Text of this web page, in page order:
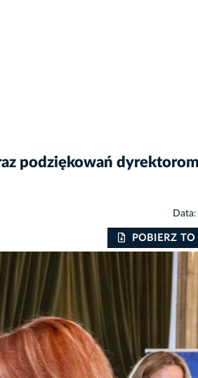
podziękowań dyrektorom
POBIERZ TO